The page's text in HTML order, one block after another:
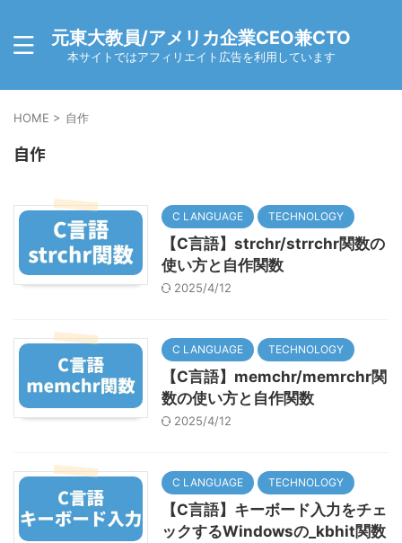
元東大教員/アメリカ企業CEO兼CTO
本サイトではアフィリエイト広告を利用しています
HOME > 自作
自作
C LANGUAGE TECHNOLOGY
【C言語】strchr/strrchr関数の
使い方と自作関数
2025/4/12
C LANGUAGE TECHNOLOGY
【C言語】memchr/memrchr関
数の使い方と自作関数
2025/4/12
C LANGUAGE TECHNOLOGY
【C言語】キーボード入力をチェ
ックするWindowsの_kbhit関数